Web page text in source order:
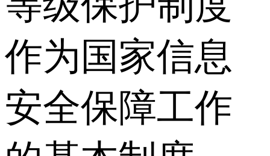
作为国家信息
安全保障工作